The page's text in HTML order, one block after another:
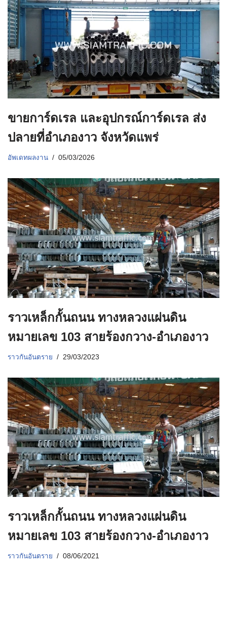
ขายการ์ดเรล และอุปกรณ์การ์ดเรล ส่ง
ปลายที่อำเภองาว จังหวัดแพร่
อัพเดทผลงาน 05/03/2026
ราวเหล็กกั้นถนน ทางหลวงแผ่นดิน
หมายเลข 103 สายร้องกวาง-อำเภองาว
ราวกันอันตราย 29/03/2023
ราวเหล็กกั้นถนน ทางหลวงแผ่นดิน
หมายเลข 103 สายร้องกวาง-อำเภองาว
ราวกันอันตราย 08/06/2021